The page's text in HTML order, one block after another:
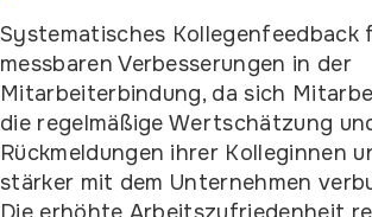
Systematisches Kollegenfeedback
messbaren Verbesserungen in der
Mitarbeiterbindung, da sich
die regelmäßige Wertschätzung
Rückmeldungen ihrer Kolleginnen
stärker mit dem Unternehmen